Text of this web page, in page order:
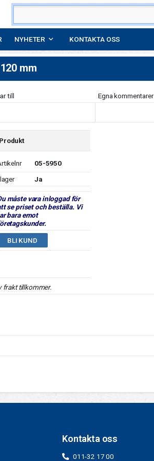
NYHETER KONTAKTA OSS
mm
till Egna kommentarer
Produkt
05-5950
Ja
måste vara inloggad för
se priset och beställa. Vi
bara emot
BLI KUND
frakt tillkommer.
Kontakta oss
011-32 17 00